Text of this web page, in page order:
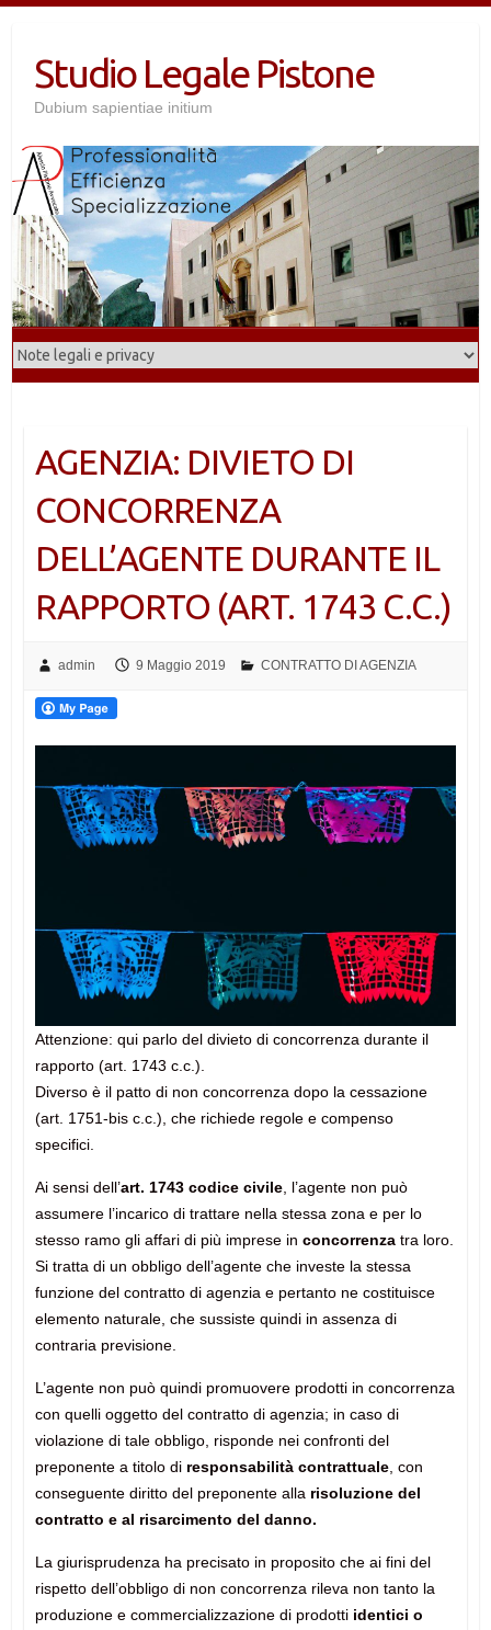
contenutoStudio Legale Pistone
Dubium sapientiae initium
AGENZIA: DIVIETO DI
CONCORRENZA
DELL’AGENTE DURANTE IL
RAPPORTO (ART. 1743 C.C.)
admin 9 Maggio 2019 CONTRATTO DI AGENZIA
Attenzione: qui parlo del divieto di concorrenza durante il
rapporto (art. 1743 c.c.).
Diverso è il patto di non concorrenza dopo la cessazione
(art. 1751-bis c.c.), che richiede regole e compenso
specifici.
Ai sensi dell’art. 1743 codice civile, l’agente non può
assumere l’incarico di trattare nella stessa zona e per lo
stesso ramo gli affari di più imprese in concorrenzatra loro.
Si tratta di un obbligo dell’agente che investe la stessa
funzione del contratto di agenzia e pertanto ne costituisce
elemento naturale, che sussiste quindi in assenza di
contraria previsione.
L’agente non può quindi promuovere prodotti in concorrenza
con quelli oggetto del contratto di agenzia; in caso di
violazione di tale obbligo, risponde nei confronti del
preponente a titolo di responsabilità contrattuale, con
conseguente diritto del preponente alla risoluzione del
contratto e al risarcimento del danno.
La giurisprudenza ha precisato in proposito che ai fini del
rispetto dell’obbligo di non concorrenza rileva non tanto la
produzione e commercializzazione di prodotti identici o